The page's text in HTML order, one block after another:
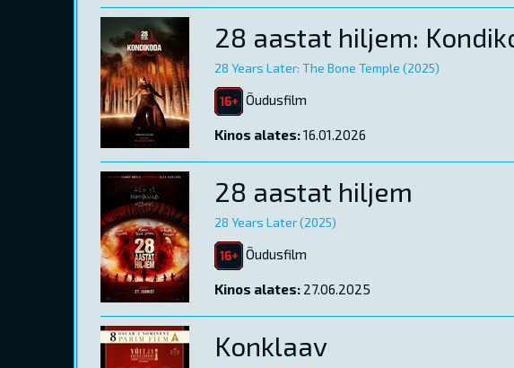
28 aastat hiljem:
28 Years Later: The Bone Temple (2025)
Õudusfilm
Kinos alates:16.01.2026
28 aastat hiljem
28 Years Later (2025)
Õudusfilm
Kinos alates: 27.06.2025
Konklaav